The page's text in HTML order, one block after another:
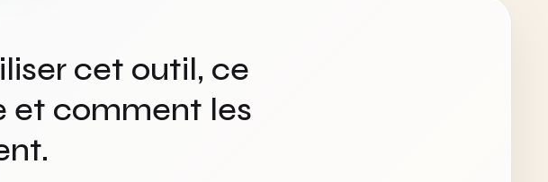
cet outil, ce
et comment les